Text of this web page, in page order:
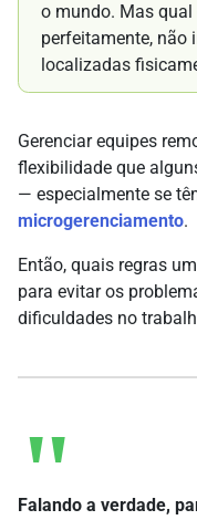
o mundo. Mas qual
perfeitamente, não
localizadas
Gerenciar equipes
flexibilidade que
— especialmente se
microgerenciamento.
Então, quais regras
para evitar os
dificuldades no
Falando a verdade,